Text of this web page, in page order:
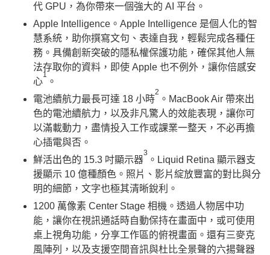
代 GPU，為你帶來一個強大的 AI 平台。
Apple Intelligence。Apple Intelligence 是個人化的智
慧系統，助你撰寫文句、表達自我，輕鬆完成各種任
務。具備創新突破的隱私權保護功能，確保其他人無
法存取你的資料，即使 Apple 也不例外，讓你倍感安
心
1
。
電池續航力最長可達 18 小時
2
。MacBook Air 帶來出
色的電池續航力，以及非凡驚人的效能表現，讓你可
以滿載動力，盡情投入工作或課業一整天，不必再擔
心插電與否。
鮮活出色的 15.3 吋顯示器
3
。Liquid Retina 顯示器支
援顯示 10 億種顏色。照片、影片綻放豐富的對比與分
明的細節，文字也極其清晰銳利。
1200 萬像素 Center Stage 相機。透過人物居中功
能，讓你在視訊通話時自動保持在畫面中，或可使用
桌上視角功能，分享工作區的俯視畫面。還有三麥克
風陣列，以及支援空間音訊與杜比全景聲的六揚聲器